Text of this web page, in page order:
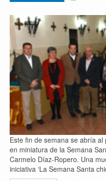
Este fin de semana se abría
en miniatura de la Semana
Carmelo Díaz-Ropero. Una
iniciativa ‘La Semana Santa